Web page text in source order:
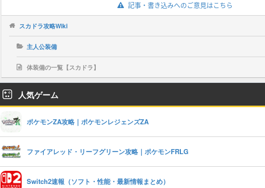
記事・書き込みへのご意見はこちら
スカドラ攻略Wiki
主人公装備
体装備の一覧【スカドラ】
人気ゲーム
ポケモンZA攻略｜ポケモンレジェンズZA
ファイアレッド・リーフグリーン攻略｜ポケモンFRLG
Switch2速報（ソフト・性能・最新情報まとめ）